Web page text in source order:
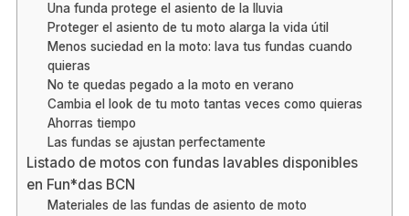
Una funda protege el asiento de la lluvia
Proteger el asiento de tu moto alarga la vida útil
Menos suciedad en la moto: lava tus fundas cuando
quieras
No te quedas pegado a la moto en verano
Cambia el look de tu moto tantas veces como quieras
Ahorras tiempo
Las fundas se ajustan perfectamente
Listado de motos con fundas lavables disponibles
en Fun*das BCN
Materiales de las fundas de asiento de moto